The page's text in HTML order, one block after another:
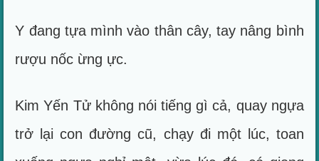
Y đang tựa mình vào thân cây, tay nâng bình
rượu nốc ừng ực.
Kim Yến Tử không nói tiếng gì cả, quay ngựa
trở lại con đường cũ, chạy đi một lúc, toan